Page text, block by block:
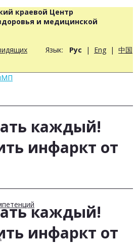
краевой Центр
и медицинской
Язык: Рус | Eng | 中国
каждый!
инфаркт от
каждый!
инфаркт от